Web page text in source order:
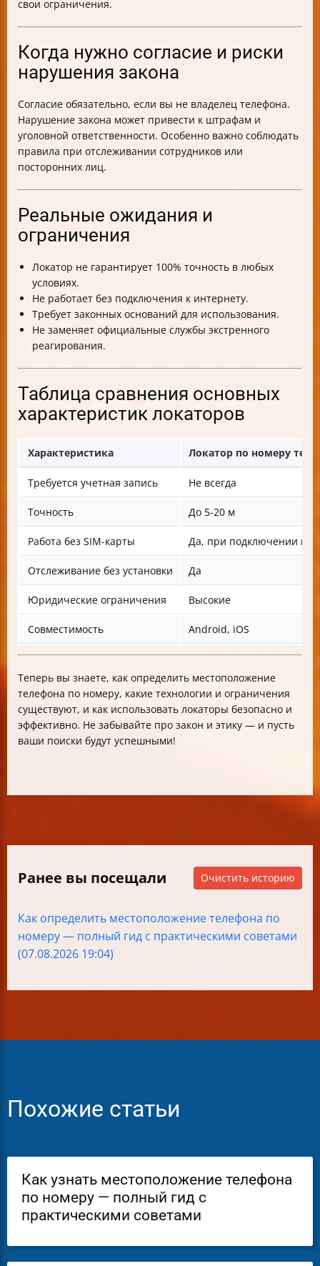
свои ограничения.
Когда нужно согласие и риски
нарушения закона
Согласие обязательно, если вы не владелец телефона.
Нарушение закона может привести к штрафам и
уголовной ответственности. Особенно важно соблюдать
правила при отслеживании сотрудников или
посторонних лиц.
Реальные ожидания и
ограничения
Локатор не гарантирует 100% точность в любых
условиях.
Не работает без подключения к интернету.
Требует законных оснований для использования.
Не заменяет официальные службы экстренного
реагирования.
Таблица сравнения основных
характеристик локаторов
Характеристика Локатор по номеру
Требуется учетная запись Не всегда
Точность До 5-20 м
Работа без SIM-карты Да, при подключении к
Отслеживание без установки Да
Юридические ограничения Высокие
Совместимость Android, iOS
Теперь вы знаете, как определить местоположение
телефона по номеру, какие технологии и ограничения
существуют, и как использовать локаторы безопасно и
эффективно. Не забывайте про закон и этику — и пусть
ваши поиски будут успешными!
Ранее вы посещали Очистить историю
Как определить местоположение телефона по
номеру — полный гид с практическими советами
(07.08.2026 19:04)
Похожие статьи
Как узнать местоположение телефона
по номеру — полный гид с
практическими советами